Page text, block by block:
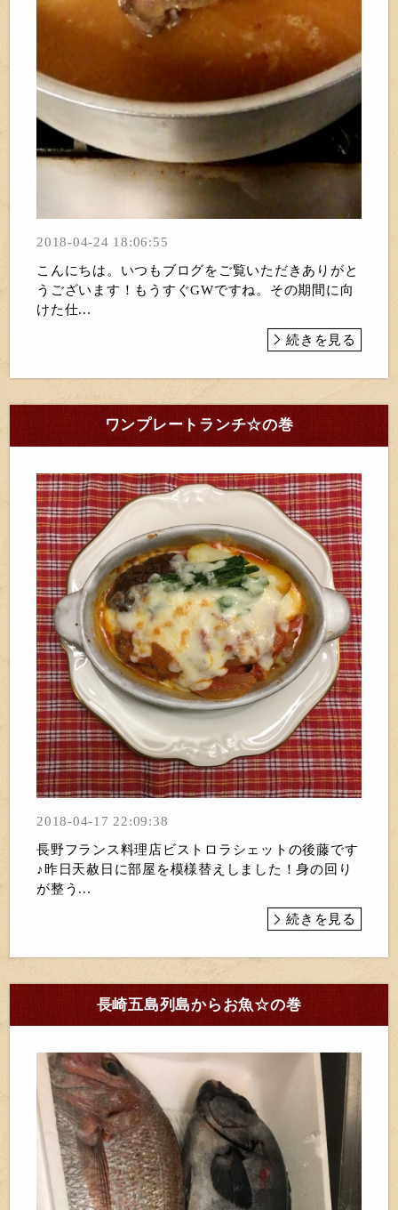
2018-04-24 18:06:55
こんにちは。いつもブログをご覧いただきありがと
うございます！もうすぐGWですね。その期間に向
けた仕...
続きを見る
ワンプレートランチ☆の巻
2018-04-17 22:09:38
長野フランス料理店ビストロラシェットの後藤です
♪昨日天赦日に部屋を模様替えしました！身の回り
が整う...
続きを見る
長崎五島列島からお魚☆の巻